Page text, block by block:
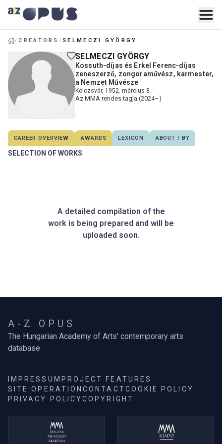
/CREATORS / SELMECZI GYÖRGY
SELMECZI GYÖRGY
Kossuth-díjas és Erkel Ferenc-díjas
zeneszerző, zongoraművész, karmester,
a Nemzet Művésze
Kolozsvár, 1952. március 8.
Az MMA rendes tagja (2024–)
CAREER OVERVIEW AWARDS LEXICON ABOUT / BY
SELECTION OF WORKS
A detailed compilation of the
work is being prepared and will be
uploaded soon.
A-Z OPUS
The Hungarian Academy of Arts' contemporary arts
database
IMPRESSUM PROJECT FEATURES
SITE OPERATIONCONTACTCOOKIE POLICY
PRIVACY POLICYCOPYRIGHT